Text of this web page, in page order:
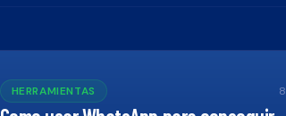
HERRAMIENTAS 8